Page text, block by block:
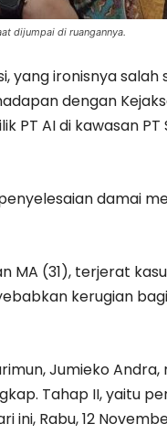
dijumpai di ruangannya.
yang ironisnya salah
dengan
PT AI di kawasan PT
damai
MA (31), terjerat
kerugian
Jumieko
Tahap II, yaitu
Rabu, 12